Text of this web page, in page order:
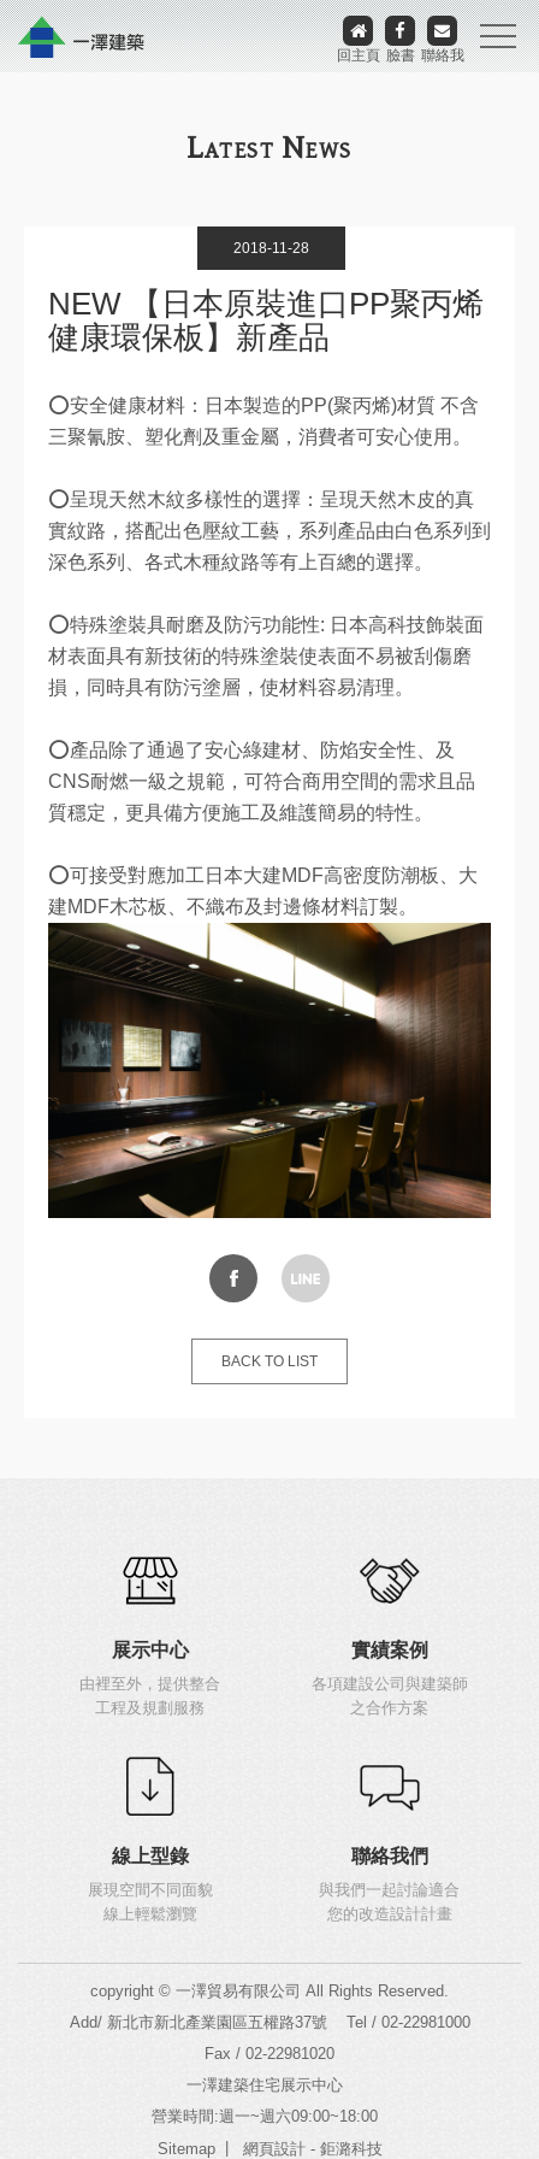
聯絡我
臉書
回主頁
LATEST NEWS
2018-11-28
NEW 【日本原裝進口PP聚丙烯
健康環保板】新產品
⭕安全健康材料：日本製造的PP(聚丙烯)材質 不含
三聚氰胺、塑化劑及重金屬，消費者可安心使用。
⭕呈現天然木紋多樣性的選擇：呈現天然木皮的真
實紋路，搭配出色壓紋工藝，系列產品由白色系列到
深色系列、各式木種紋路等有上百總的選擇。
⭕特殊塗裝具耐磨及防污功能性: 日本高科技飾裝面
材表面具有新技術的特殊塗裝使表面不易被刮傷磨
損，同時具有防污塗層，使材料容易清理。
⭕產品除了通過了安心綠建材、防焰安全性、及
CNS耐燃一級之規範，可符合商用空間的需求且品
質穩定，更具備方便施工及維護簡易的特性。
⭕可接受對應加工日本大建MDF高密度防潮板、大
建MDF木芯板、不織布及封邊條材料訂製。
BACK TO LIST
展示中心
由裡至外，提供整合
工程及規劃服務
實績案例
各項建設公司與建築師
之合作方案
線上型錄
展現空間不同面貌
線上輕鬆瀏覽
聯絡我們
與我們一起討論適合
您的改造設計計畫
copyright © 一澤貿易有限公司 All Rights Reserved.
Add/ 新北市新北產業園區五權路37號
Tel / 02-22981000
Fax / 02-22981020
一澤建築住宅展示中心
營業時間:週一~週六09:00~18:00
Sitemap| 網頁設計 - 鉅潞科技